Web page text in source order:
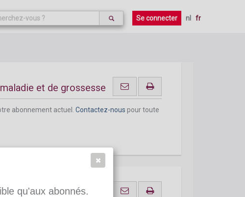
Se connecter nl fr
et de grossesse
abonnement actuel. Contactez-nous pour toute
qu'aux abonnés.